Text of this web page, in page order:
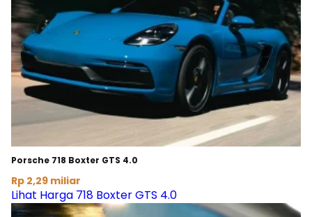
Porsche 718 Boxter GTS 4.0
Rp 2,29 miliar
Lihat Harga 718 Boxter GTS 4.0